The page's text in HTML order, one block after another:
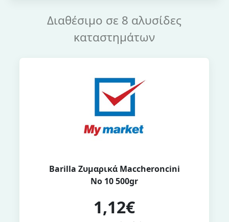
Διαθέσιμο σε 8 αλυσίδες
καταστημάτων
Barilla Ζυμαρικά Maccheroncini
No 10 500gr
1,12€